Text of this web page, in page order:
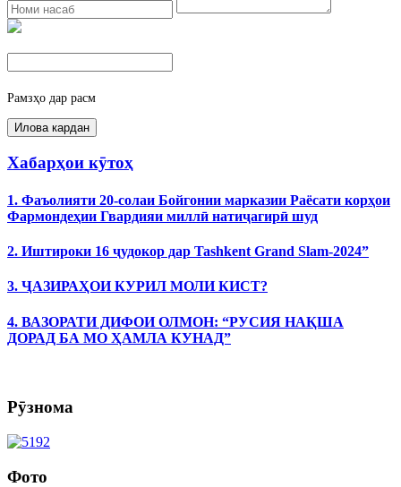
Рамзҳо дар расм
Хабарҳои кӯтоҳ
1. Фаъолияти 20-солаи Бойгонии марказии Раёсати корҳои
Фармондеҳии Гвардияи миллӣ натиҷагирӣ шуд
2. Иштироки 16 ҷудокор дар Tashkent Grand Slam-2024”
3. ҶАЗИРАҲОИ КУРИЛ МОЛИ КИСТ?
4. ВАЗОРАТИ ДИФОИ ОЛМОН: “РУСИЯ НАҚША
ДОРАД БА МО ҲАМЛА КУНАД”
Рӯзнома
Фото